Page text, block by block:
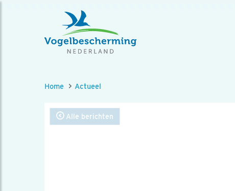
Home Actueel
Alle berichten